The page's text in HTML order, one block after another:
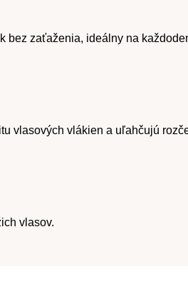
bez zaťaženia, ideálny na
vlasových vlákien a uľahčujú
vlasov.